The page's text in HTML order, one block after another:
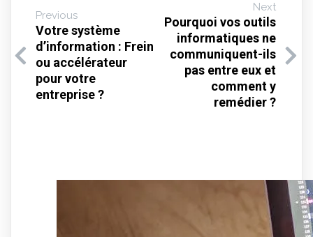
Previous
Votre système
d’information : Frein
ou accélérateur
pour votre
entreprise ?
Next
Pourquoi vos outils
informatiques ne
communiquent-ils
pas entre eux et
comment y
remédier ?